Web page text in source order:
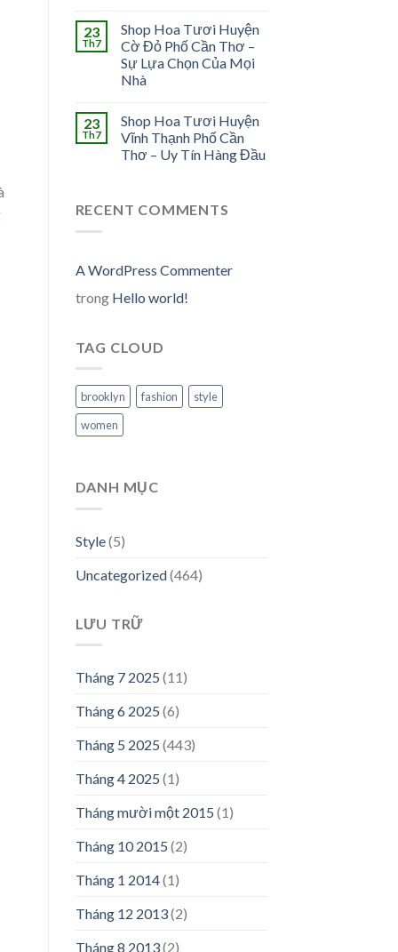
23
Th7
Shop Hoa Tươi Huyện
Cờ Đỏ Phố Cần Thơ –
Sự Lựa Chọn Của Mọi
Nhà
23
Th7
Shop Hoa Tươi Huyện
Vĩnh Thạnh Phố Cần
Thơ – Uy Tín Hàng Đầu
RECENT COMMENTS
A WordPress Commenter
trong Hello world!
TAG CLOUD
brooklyn fashion
style
women
DANH MỤC
Style(5)
Uncategorized(464)
LƯU TRỮ
Tháng 7 2025 (11)
Tháng 6 2025 (6)
Tháng 5 2025 (443)
Tháng 4 2025 (1)
Tháng mười một 2015 (1)
Tháng 10 2015 (2)
Tháng 1 2014(1)
Tháng 12 2013(2)
Tháng 8 2013(2)